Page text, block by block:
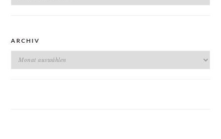
ARCHIV
Archiv